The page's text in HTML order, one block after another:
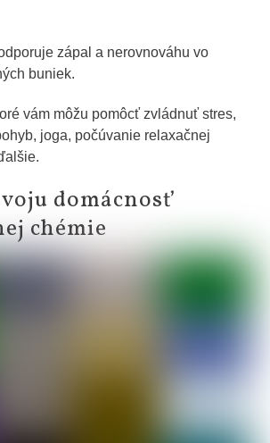
zápal a nerovnováhu vo
buniek.
vám môžu pomôcť zvládnuť stres,
joga, počúvanie relaxačnej
domácnosť
chémie